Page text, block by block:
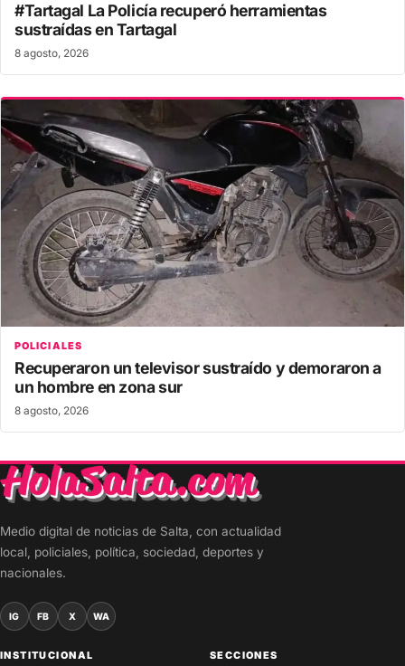
#Tartagal La Policía recuperó herramientas
sustraídas en Tartagal
8 agosto, 2026
POLICIALES
Recuperaron un televisor sustraído y demoraron a
un hombre en zona sur
8 agosto, 2026
Medio digital de noticias de Salta, con actualidad
local, policiales, política, sociedad, deportes y
nacionales.
IG FB X WA
INSTITUCIONAL SECCIONES